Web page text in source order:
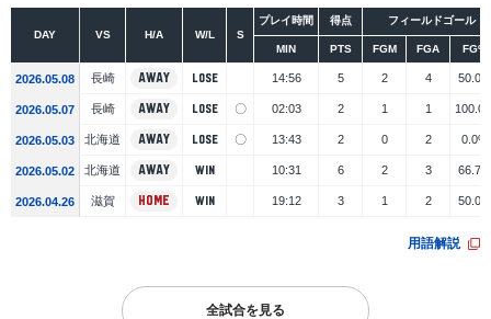
DAY VS H/A W/L S
プレイ時間 得点 フィールドゴール
MIN PTS FGM FGA FG%
2026.05.08 長崎 AWAY LOSE 14:56 5 2 4 50.0%
2026.05.07 長崎 AWAY LOSE 〇 02:03 2 1 1
2026.05.03 北海道 AWAY LOSE 〇 13:43 2 0 2 0.0%
2026.05.02 北海道 AWAY WIN 10:31 6 2 3 66.7%
2026.04.26 滋賀 HOME WIN 19:12 3 1 2 50.0%
用語解説
全試合を見る